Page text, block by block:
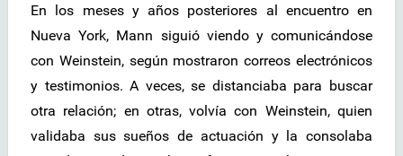
En los meses y años posteriores al encuentro en
Nueva York, Mann siguió viendo y comunicándose
con Weinstein, según mostraron correos electrónicos
y testimonios. A veces, se distanciaba para buscar
otra relación; en otras, volvía con Weinstein, quien
validaba sus sueños de actuación y la consolaba